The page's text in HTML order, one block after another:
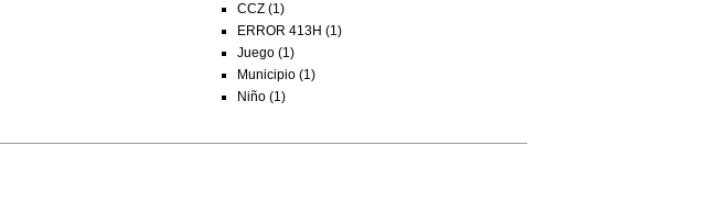
CCZ (1)
ERROR 413H (1)
Juego (1)
Municipio (1)
Niño (1)